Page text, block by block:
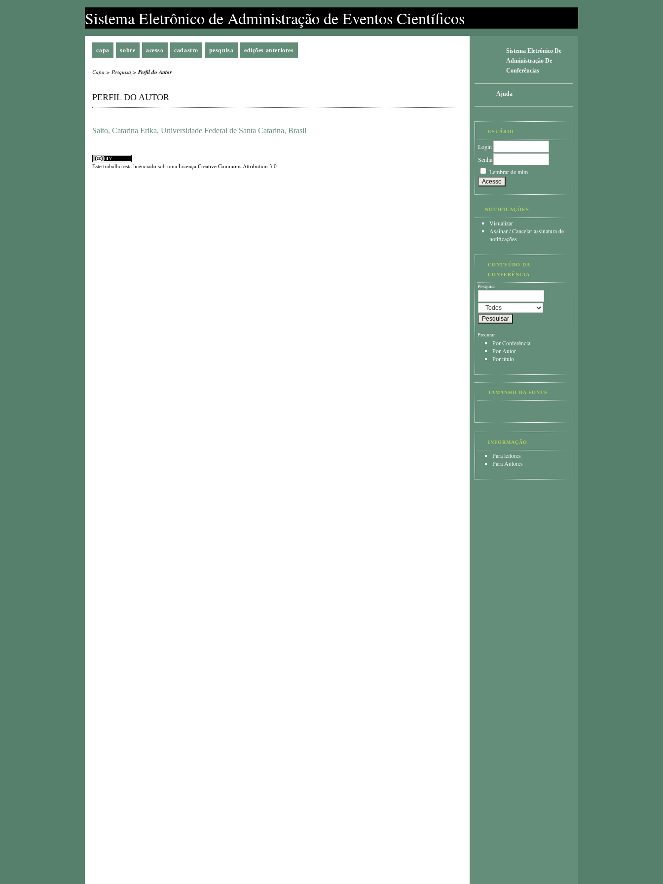
Sistema Eletrônico de Administração de Eventos Científicos
Sistema Eletrônico De
Administração De
Conferências
Ajuda
USUÁRIO
Login
Senha
Lembrar de mim
NOTIFICAÇÕES
Visualizar
Assinar/Cancelar assinatura de
notificações
CONTEÚDO DA
CONFERÊNCIA
Pesquisa
Procurar
Por Conferência
Por Autor
Por título
TAMANHO DA FONTE
INFORMAÇÃO
Para leitores
Para Autores
capa sobre acesso cadastro pesquisa edições anteriores
Capa > Pesquisa >Perfil do Autor
PERFIL DO AUTOR
Saito, Catarina Erika, Universidade Federal de Santa Catarina, Brasil
Este trabalho está licenciado sob uma Licença Creative Commons Attribution 3.0 .